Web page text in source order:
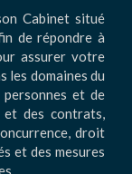
Cabinet situé
de répondre à
assurer votre
les domaines du
et de
des contrats,
droit
et des mesures
.